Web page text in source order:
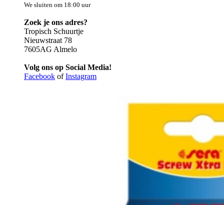
We sluiten om 18:00 uur
Zoek je ons adres?
Tropisch Schuurtje
Nieuwstraat 78
7605AG Almelo
Volg ons op Social Media!
Facebook ofInstagram